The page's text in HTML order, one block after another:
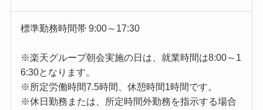
標準勤務時間帯 9:00～17:30
※楽天グループ朝会実施の日は、就業時間は8:00～1
6:30となります。
※所定労働時間7.5時間、休憩時間1時間です。
※休日勤務または、所定時間外勤務を指示する場合